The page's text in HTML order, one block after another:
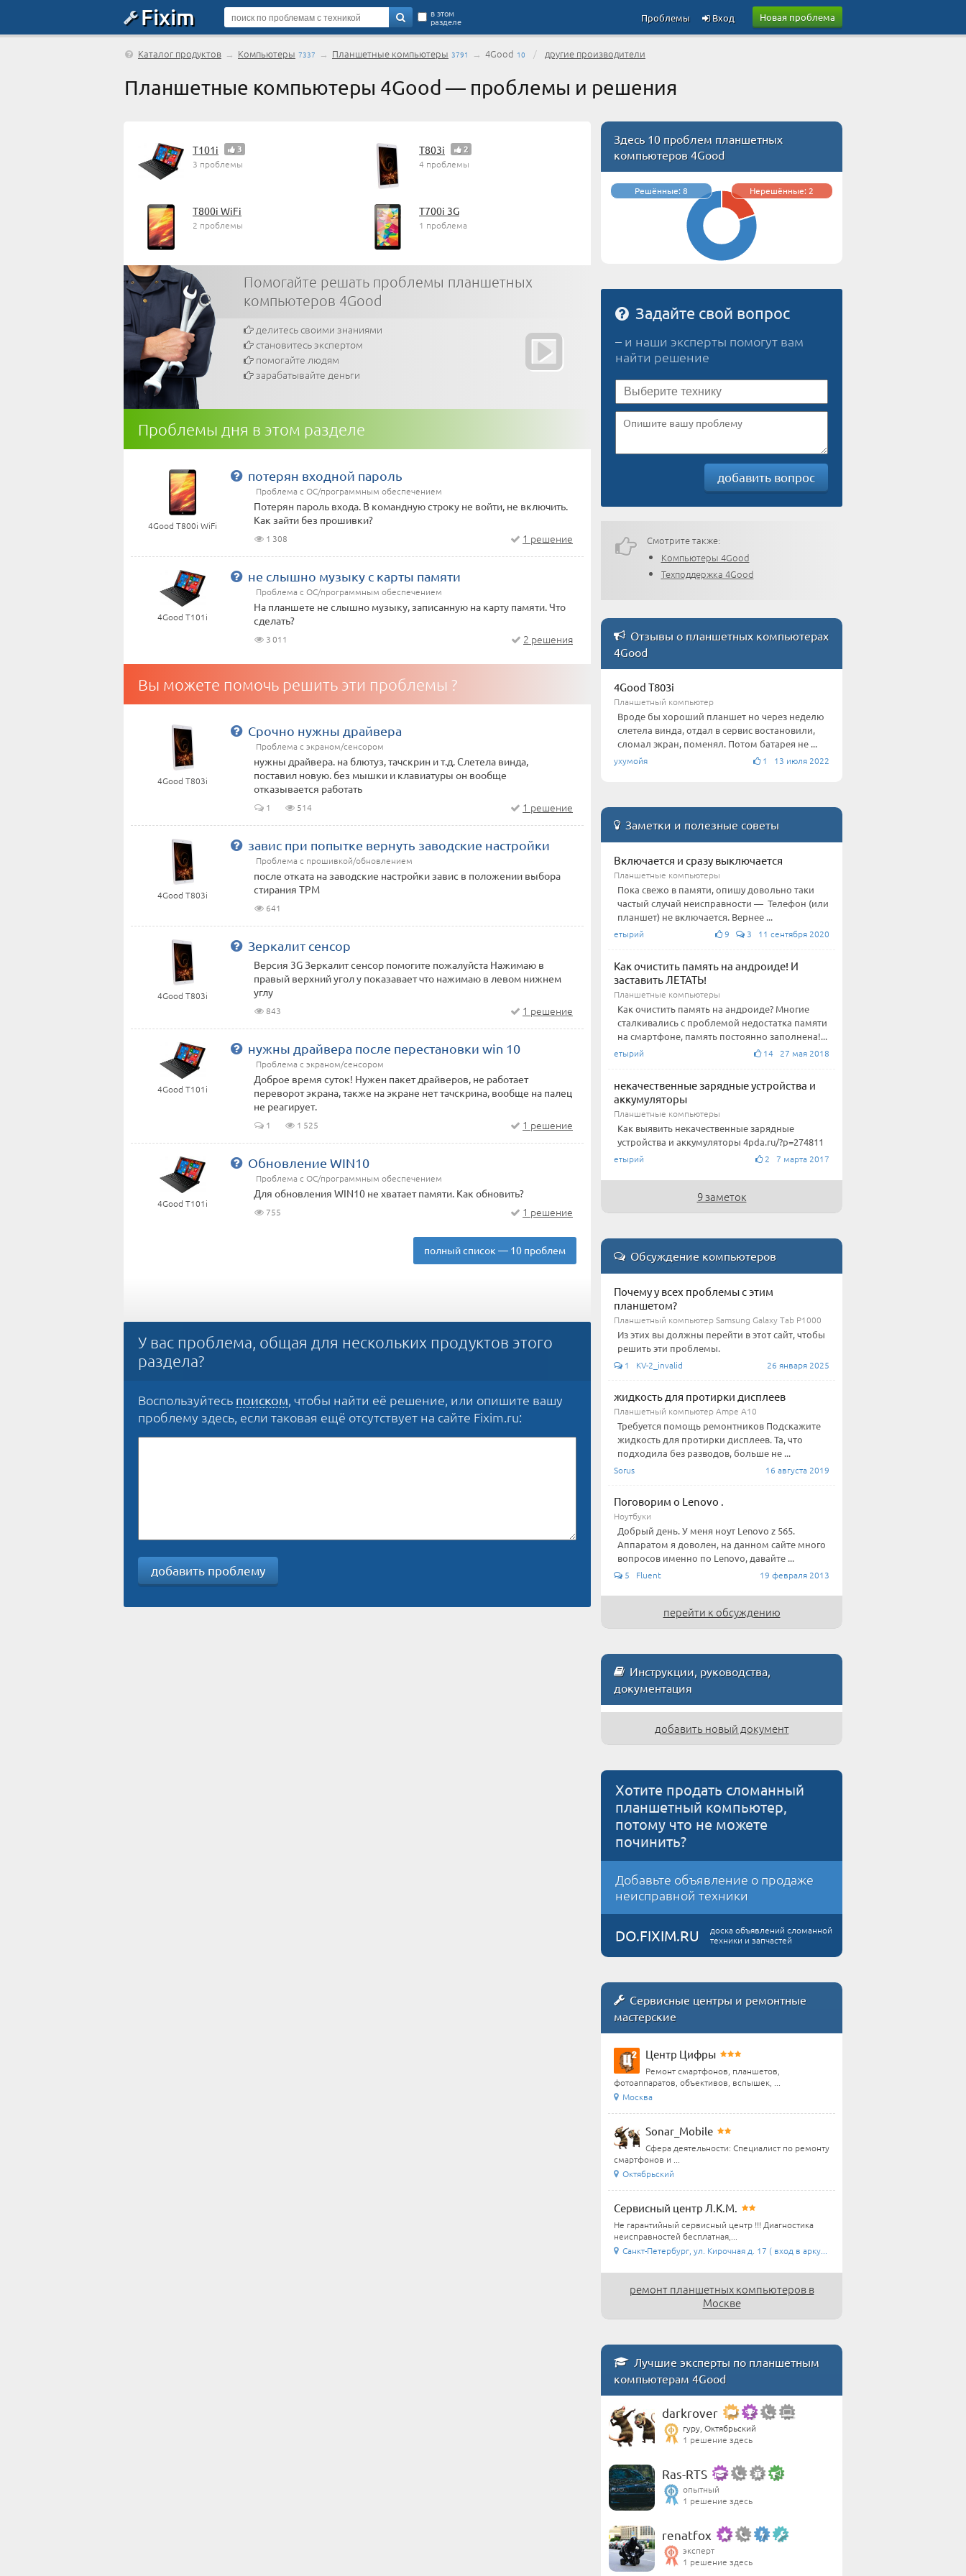
Fixim Новая проблема
в этом
разделе Вход
Проблемы
Каталог продуктов → Компьютеры 7337 → Планшетные компьютеры 3791 → 4Good 10 / другие производители
Планшетные компьютеры 4Good — проблемы и решения
T101i 3
3 проблемы
T803i 2
4 проблемы
T800i WiFi
2 проблемы
T700i 3G
1 проблема
Помогайте решать проблемы планшетных
компьютеров 4Good
делитесь своими знаниями
становитесь экспертом
помогайте людям
зарабатывайте деньги
Проблемы дня в этом разделе
4Good T800i WiFi
потерян входной пароль
Проблема с ОС/программным обеспечением
Потерян пароль входа. В командную строку не войти, не включить.
Как зайти без прошивки?
1 308 1 решение
4Good T101i
не слышно музыку с карты памяти
Проблема с ОС/программным обеспечением
На планшете не слышно музыку, записанную на карту памяти. Что
сделать?
3 011 2 решения
Вы можете помочь решить эти проблемы ?
4Good T803i
Срочно нужны драйвера
Проблема с экраном/сенсором
нужны драйвера. на блютуз, тачскрин и т.д. Слетела винда,
поставил новую. без мышки и клавиатуры он вообще
отказывается работать
1 514 1 решение
4Good T803i
завис при попытке вернуть заводские настройки
Проблема с прошивкой/обновлением
после отката на заводские настройки завис в положении выбора
стирания TPM
641
4Good T803i
Зеркалит сенсор
Версия 3G Зеркалит сенсор помогите пожалуйста Нажимаю в
правый верхний угол у показавает что нажимаю в левом нижнем
углу
843 1 решение
4Good T101i
нужны драйвера после перестановки win 10
Проблема с экраном/сенсором
Доброе время суток! Нужен пакет драйверов, не работает
переворот экрана, также на экране нет тачскрина, вообще на палец
не реагирует.
1 1 525 1 решение
4Good T101i
Обновление WIN10
Проблема с ОС/программным обеспечением
Для обновления WIN10 не хватает памяти. Как обновить?
755 1 решение
полный список — 10 проблем
У вас проблема, общая для нескольких продуктов этого
раздела?
Воспользуйтесь поиском, чтобы найти её решение, или опишите вашу
проблему здесь, если таковая ещё отсутствует на сайте Fixim.ru:
добавить проблему
Здесь 10 проблем планшетных
компьютеров 4Good
Решённые: 8 Нерешённые: 2
Задайте свой вопрос
– и наши эксперты помогут вам
найти решение
добавить вопрос
Смотрите также:
Компьютеры 4Good
Техподдержка 4Good
Отзывы о планшетных компьютерах
4Good
4Good T803i
Планшетный компьютер
Вроде бы хороший планшет но через неделю
слетела винда, отдал в сервис востановили,
сломал экран, поменял. Потом батарея не ...
ухумойя 1 13 июля 2022
Заметки и полезные советы
Включается и сразу выключается
Планшетные компьютеры
Пока свежо в памяти, опишу довольно таки
частый случай неисправности — Телефон (или
планшет) не включается. Вернее ...
етырий 9 3 11 сентября 2020
Как очистить память на андроиде! И
заставить ЛЕТАТЬ!
Планшетные компьютеры
Как очистить память на андроиде? Многие
сталкивались с проблемой недостатка памяти
на смартфоне, память постоянно заполнена!...
етырий 14 27 мая 2018
некачественные зарядные устройства и
аккумуляторы
Планшетные компьютеры
Как выявить некачественные зарядные
устройства и аккумуляторы 4pda.ru/?p=274811
етырий 2 7 марта 2017
9 заметок
Обсуждение компьютеров
Почему у всех проблемы с этим
планшетом?
Планшетный компьютер Samsung Galaxy Tab P1000
Из этих вы должны перейти в этот сайт, чтобы
решить эти проблемы.
1 KV-2_invalid 26 января 2025
жидкость для протирки дисплеев
Планшетный компьютер Ampe A10
Требуется помощь ремонтников Подскажите
жидкость для протирки дисплеев. Та, что
подходила без разводов, больше не ...
Sorus 16 августа 2019
Поговорим о Lenovo .
Ноутбуки
Добрый день. У меня ноут Lenovo z 565.
Аппаратом я доволен, на данном сайте много
вопросов именно по Lenovo, давайте ...
5 Fluent 19 февраля 2013
перейти к обсуждению
Инструкции, руководства,
документация
добавить новый документ
Хотите продать сломанный
планшетный компьютер,
потому что не можете
починить?
Добавьте объявление о продаже
неисправной техники
DO.FIXIM.RU
доска объявлений сломанной
техники и запчастей
Сервисные центры и ремонтные
мастерские
Центр Цифры
Ремонт смартфонов, планшетов,
фотоаппаратов, объективов, вспышек, ...
Москва
Sonar_Mobile
Сфера деятельности: Специалист по ремонту
смартфонов и ...
Октябрьский
Сервисный центр Л.К.М.
Не гарантийный сервисный центр !!! Диагностика
неисправностей бесплатная,...
Санкт-Петербург, ул. Кирочная д. 17 ( вход в арку...
ремонт планшетных компьютеров в
Москве
Лучшие эксперты по планшетным
компьютерам 4Good
darkrover
гуру, Октябрьский
1 решение здесь
Ras-RTS
опытный
1 решение здесь
renatfox
эксперт
1 решение здесь